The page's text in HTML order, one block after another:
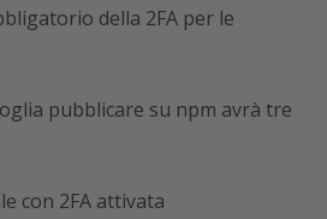
della 2FA per le
pubblicare su npm avrà tre
con 2FA attivata